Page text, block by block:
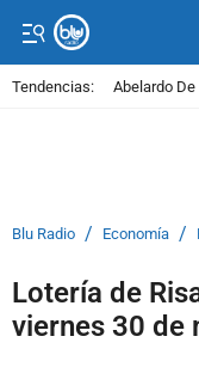
Tendencias: Abelardo
Blu Radio / Economía /
Lotería de
viernes 30 de